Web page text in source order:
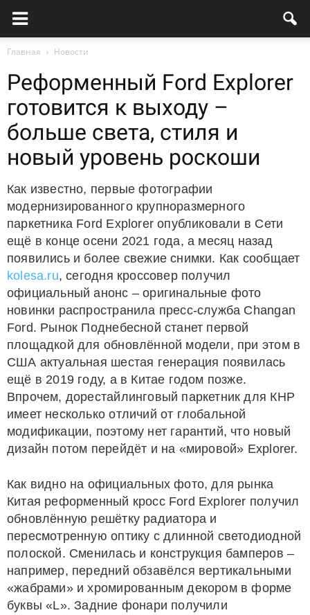
Главная Новости
Реформенный Ford Explorer
готовится к выходу –
больше света, стиля и
новый уровень роскоши
Как известно, первые фотографии
модернизированного крупноразмерного
паркетника Ford Explorer опубликовали в Сети
ещё в конце осени 2021 года, а месяц назад
появились и более свежие снимки. Как сообщает
kolesa.ru, сегодня кроссовер получил
официальный анонс – оригинальные фото
новинки распространила пресс-служба Changan
Ford. Рынок Поднебесной станет первой
площадкой для обновлённой модели, при этом в
США актуальная шестая генерация появилась
ещё в 2019 году, а в Китае годом позже.
Впрочем, дорестайлинговый паркетник для КНР
имеет несколько отличий от глобальной
модификации, поэтому нет гарантий, что новый
дизайн потом перейдёт и на «мировой» Explorer.
Как видно на официальных фото, для рынка
Китая реформенный кросс Ford Explorer получил
обновлённую решётку радиатора и
пересмотренную оптику с длинной светодиодной
полоской. Сменилась и конструкция бамперов –
например, передний обзавёлся вертикальными
«жабрами» и хромированным декором в форме
буквы «L». Задние фонари получили